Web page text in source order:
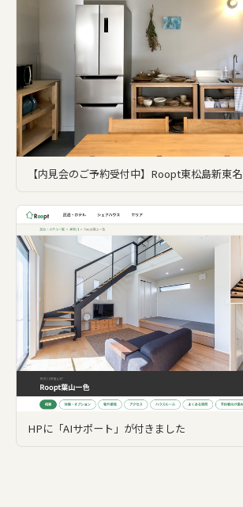
【内見会のご予約受付中】Roopt東松島新東名
HPに「AIサポート」が付きました